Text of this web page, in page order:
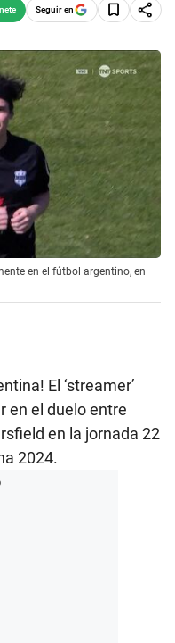
Seguir en
en el fútbol argentino, en
El ‘streamer’
en el duelo entre
en la jornada 22
2024.